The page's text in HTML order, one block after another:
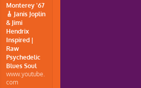
Monterey '67
🎸 Janis Joplin
& Jimi
Hendrix
Inspired |
Raw
Psychedelic
Blues Soul
www.youtube.
com